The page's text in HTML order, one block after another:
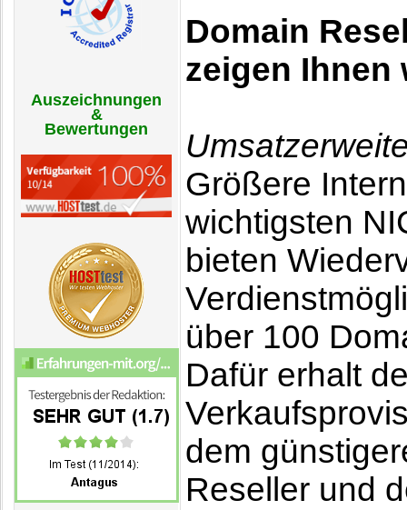
Auszeichnungen
&
Bewertungen
Domain
zeigen Ihnen
Größere
wichtigsten
bieten
über 100
Dafür erhalt
dem
Reseller und